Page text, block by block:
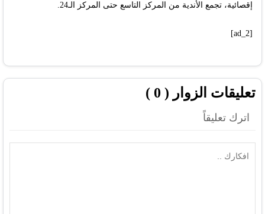
إقصائية، تجمع الأندية من المركز التاسع حتى المركز الـ24.
[ad_2]
تعليقات الزوار ( 0 )
اترك تعليقاً